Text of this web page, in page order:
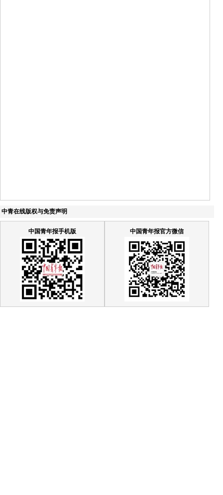
中青在线版权与免责声明
中国青年报手机版 中国青年报官方微信